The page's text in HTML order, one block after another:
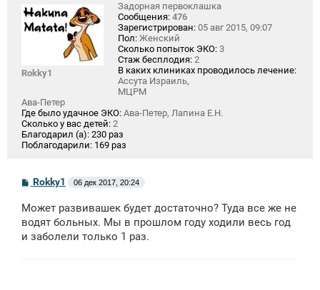
Rokky1
Задорная первоклашка
Сообщения: 476
Зарегистрирован: 05 авг 2015, 09:07
Пол: Женский
Сколько попыток ЭКО: 3
Стаж бесплодия: 2
В каких клиниках проводилось лечение:
Ассута Израиль,
МЦРМ
Ава-Петер
Где было удачное ЭКО: Ава-Петер, Лапина Е.Н.
Сколько у вас детей: 2
Благодарил (а): 230 раз
Поблагодарили: 169 раз
С
б
щ
е
н
Rokky1 06 дек 2017, 20:24
Может развивашек будет достаточно? Туда все же не
водят больных. Мы в прошлом году ходили весь год
и заболели только 1 раз.